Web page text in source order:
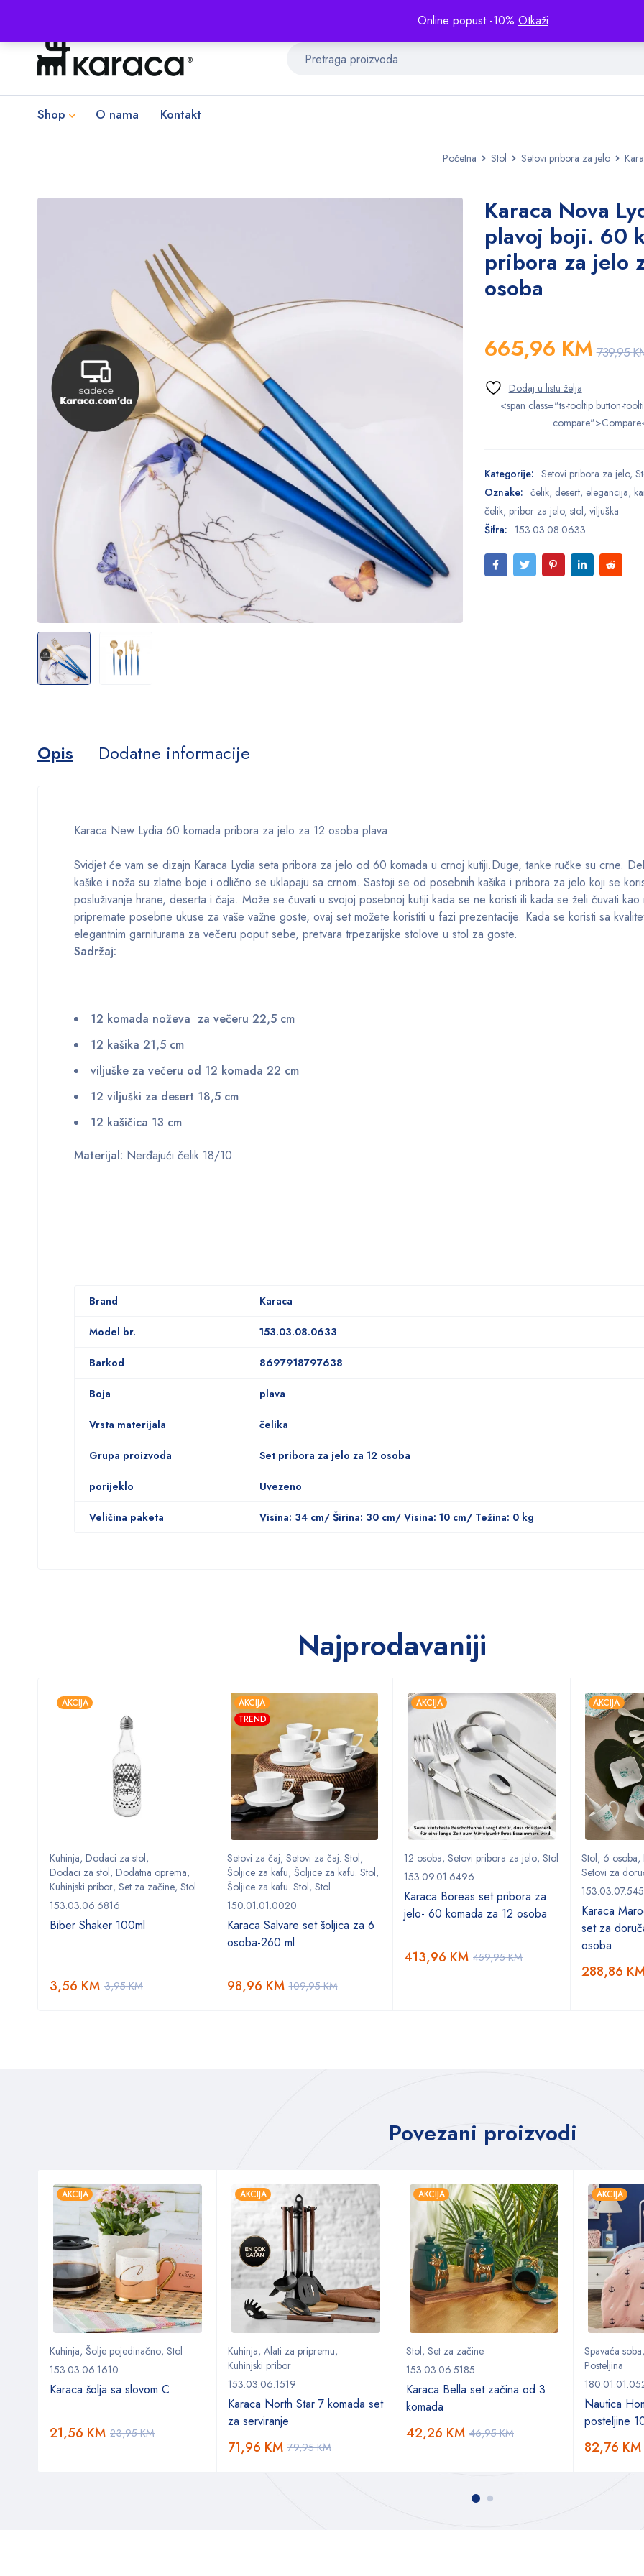
Online popust -10% Otkaži
Shop O nama Kontakt
Početna Stol Setovi pribora za jelo
Karaca Nova
plavoj boji. 60
pribora za jelo
osoba
739,95
665,96 KM
<span class="ts-tooltip button-
Kategorije: Setovi pribora za jelo,
Oznake: čelik, desert, elegancija,
čelik, pribor za jelo, stol, viljuška
Šifra: 153.03.08.0633
Opis Dodatne informacije
Karaca New Lydia 60 komada pribora za jelo za 12 osoba plava
Svidjet će vam se dizajn Karaca Lydia seta pribora za jelo od 60 komada u crnoj kutiji.Duge, tanke ručke su crne.
kašike i noža su zlatne boje i odlično se uklapaju sa crnom. Sastoji se od posebnih kašika i pribora za jelo koji se
posluživanje hrane, deserta i čaja. Može se čuvati u svojoj posebnoj kutiji kada se ne koristi ili kada se želi čuvati kao
pripremate posebne ukuse za vaše važne goste, ovaj set možete koristiti u fazi prezentacije. Kada se koristi sa
elegantnim garniturama za večeru poput sebe, pretvara trpezarijske stolove u stol za goste.
Sadržaj:
12 komada noževa za večeru 22,5 cm
12 kašika 21,5 cm
viljuške za večeru od 12 komada 22 cm
12 viljuški za desert 18,5 cm
12 kašičica 13 cm
Materijal: Nerđajući čelik 18/10
Brand Karaca
Model br. 153.03.08.0633
Barkod 8697918797638
Boja plava
Vrsta materijala čelika
Grupa proizvoda Set pribora za jelo za 12 osoba
porijeklo Uvezeno
Veličina paketa Visina: 34 cm/ Širina: 30 cm/ Visina: 10 cm/ Težina: 0 kg
Najprodavaniji
AKCIJA
Kuhinja, Dodaci za stol,
Dodaci za stol, Dodatna oprema,
Kuhinjski pribor, Set za začine, Stol
153.03.06.6816
Biber Shaker 100ml
3,95KM
3,56 KM
AKCIJA
TREND
Setovi za čaj, Setovi za čaj. Stol,
Šoljice za kafu, Šoljice za kafu. Stol,
Šoljice za kafu. Stol, Stol
150.01.01.0020
Karaca Salvare set šoljica za 6
osoba-260 ml
109,95KM
98,96 KM
AKCIJA
12 osoba, Setovi pribora za jelo, Stol
153.09.01.6496
Karaca Boreas set pribora za
jelo- 60 komada za 12 osoba
459,95KM
413,96 KM
AKCIJA
Stol, 6 osoba,
Setovi za
Karaca
set za
osoba
288,86
Povezani proizvodi
AKCIJA
Kuhinja, Šolje pojedinačno, Stol
153.03.06.1610
Karaca šolja sa slovom C
23,95KM
21,56 KM
AKCIJA
Kuhinja, Alati za pripremu,
Kuhinjski pribor
153.03.06.1519
Karaca North Star 7 komada set
za serviranje
79,95KM
71,96 KM
AKCIJA
Stol, Set za začine
153.03.06.5185
Karaca Bella set začina od 3
komada
46,95KM
42,26 KM
AKCIJA
Spavaća soba,
Posteljina
Nautica
posteljine
82,76 KM